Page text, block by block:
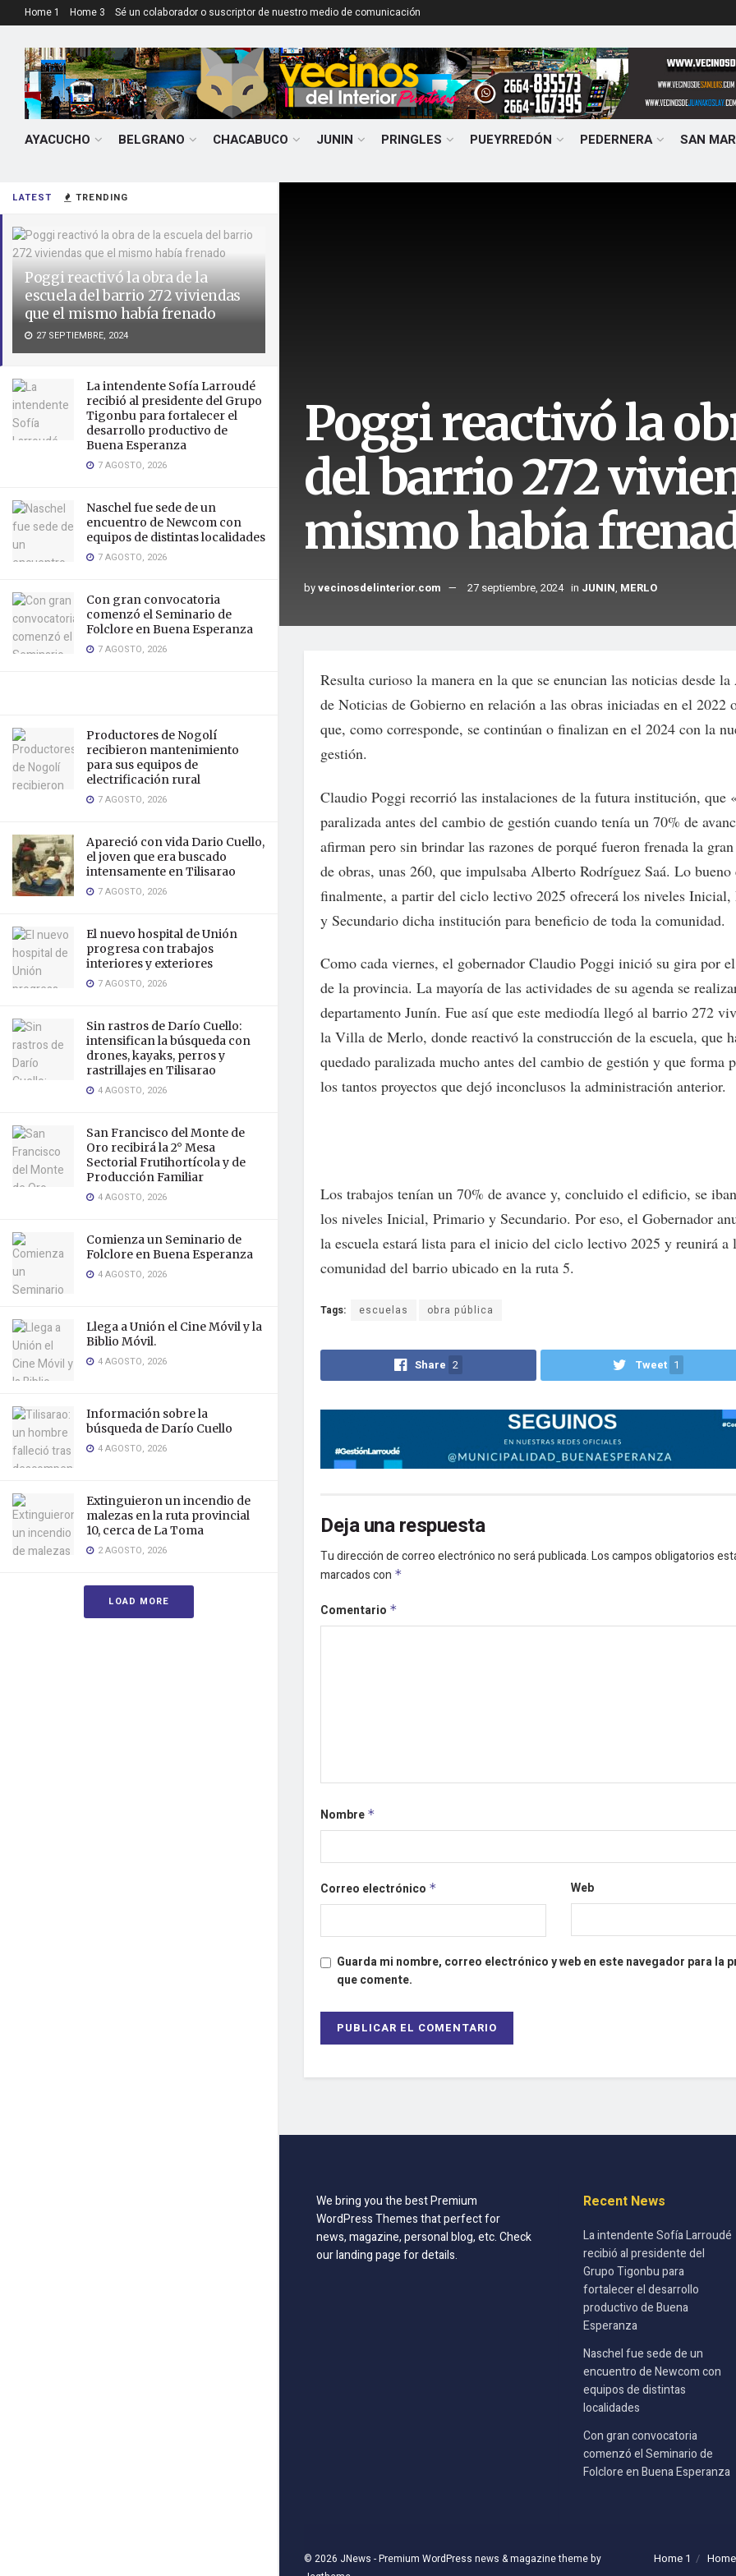
LATEST TRENDING
Poggi reactivó la obra de la
escuela del barrio 272 viviendas
que el mismo había frenado
27 SEPTIEMBRE, 2024
La intendente Sofía Larroudé
recibió al presidente del Grupo
Tigonbu para fortalecer el
desarrollo productivo de
Buena Esperanza
7 AGOSTO, 2026
Naschel fue sede de un
encuentro de Newcom con
equipos de distintas localidades
7 AGOSTO, 2026
Con gran convocatoria
comenzó el Seminario de
Folclore en Buena Esperanza
7 AGOSTO, 2026
Productores de Nogolí
recibieron mantenimiento
para sus equipos de
electrificación rural
7 AGOSTO, 2026
Apareció con vida Dario Cuello,
el joven que era buscado
intensamente en Tilisarao
7 AGOSTO, 2026
El nuevo hospital de Unión
progresa con trabajos
interiores y exteriores
7 AGOSTO, 2026
Sin rastros de Darío Cuello:
intensifican la búsqueda con
drones, kayaks, perros y
rastrillajes en Tilisarao
4 AGOSTO, 2026
San Francisco del Monte de
Oro recibirá la 2° Mesa
Sectorial Frutihortícola y de
Producción Familiar
4 AGOSTO, 2026
Comienza un Seminario de
Folclore en Buena Esperanza
4 AGOSTO, 2026
Llega a Unión el Cine Móvil y la
Biblio Móvil.
4 AGOSTO, 2026
Información sobre la
búsqueda de Darío Cuello
4 AGOSTO, 2026
Extinguieron un incendio de
malezas en la ruta provincial
10, cerca de La Toma
2 AGOSTO, 2026
LOAD MORE
Home 1 Home 3 Sé un colaborador o suscriptor de nuestro medio de comunicación
AYACUCHO BELGRANO CHACABUCO JUNIN PRINGLES PUEYRREDÓN PEDERNERA SAN
Poggi reactivó la
del barrio 272
mismo había
byvecinosdelinterior.com 27 septiembre, 2024 in JUNIN, MERLO
Resulta curioso la manera en la que se enuncian las noticias desde
de Noticias de Gobierno en relación a las obras iniciadas en el 2022
que, como corresponde, se continúan o finalizan en el 2024 con la
gestión.
Claudio Poggi recorrió las instalaciones de la futura institución, que
paralizada antes del cambio de gestión cuando tenía un 70% de
afirman pero sin brindar las razones de porqué fueron frenada la
de obras, unas 260, que impulsaba Alberto Rodríguez Saá. Lo bueno
finalmente, a partir del ciclo lectivo 2025 ofrecerá los niveles
y Secundario dicha institución para beneficio de toda la comunidad.
Como cada viernes, el gobernador Claudio Poggi inició su gira por
de la provincia. La mayoría de las actividades de su agenda se
departamento Junín. Fue así que este mediodía llegó al barrio 272
la Villa de Merlo, donde reactivó la construcción de la escuela, que
quedado paralizada mucho antes del cambio de gestión y que forma
los tantos proyectos que dejó inconclusos la administración anterior.
Los trabajos tenían un 70% de avance y, concluido el edificio, se
los niveles Inicial, Primario y Secundario. Por eso, el Gobernador
la escuela estará lista para el inicio del ciclo lectivo 2025 y reunirá a
comunidad del barrio ubicado en la ruta 5.
Tags: escuelas obra pública
Share 2 Tweet 1
Deja una respuesta
Tu dirección de correo electrónico no será publicada.Los campos obligatorios
marcados con *
Comentario *
Nombre *
Correo electrónico * Web
Guarda mi nombre, correo electrónico y web en este navegador para la
que comente.
We bring you the best Premium
WordPress Themes that perfect for
news, magazine, personal blog, etc. Check
our landing page for details.
Recent News
La intendente Sofía Larroudé
recibió al presidente del
Grupo Tigonbu para
fortalecer el desarrollo
productivo de Buena
Esperanza
Naschel fue sede de un
encuentro de Newcom con
equipos de distintas
localidades
Con gran convocatoria
comenzó el Seminario de
Folclore en Buena Esperanza
Home 1
© 2026 JNews - Premium WordPress news & magazine theme by